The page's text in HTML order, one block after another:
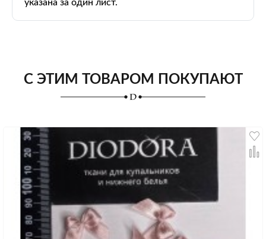
указана за один лист.
С ЭТИМ ТОВАРОМ ПОКУПАЮТ